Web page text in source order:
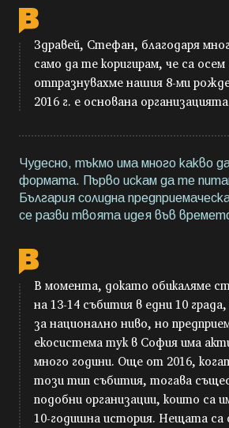
Здравей, Стефан, благодаря
само да те коригирам, че са
отпразнувахме нашия 8-ми
2016 г. е основана
Чудесно, тъкмо има много какво
формата. Първо искам да те
България солидна
се разви твоята идея във
В момента, докато обикаляме
на 13-14 събития в едни 10
за национално ниво, но
екосистема тук в София има
много години. Още от 2016,
този тип събития, тогава
подобни организации, които са
10-годишна история. Нещата